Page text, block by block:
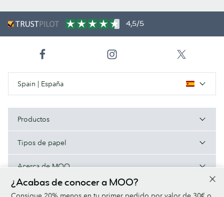
¿Acabas de conocer a MOO?
4,5/5
Spain | España
Productos
Tipos de papel
Acerca de MOO